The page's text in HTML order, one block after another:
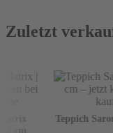
Zuletzt
Teppich